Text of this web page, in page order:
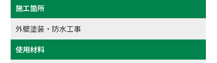
施工箇所
外壁塗装・防水工事
使用材料